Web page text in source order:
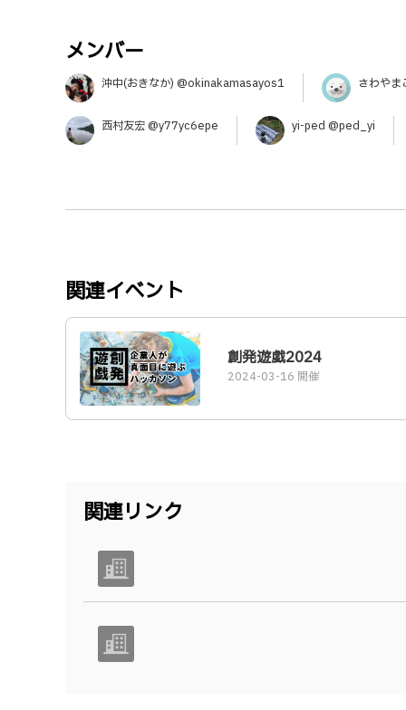
メンバー
沖中(おきなか) @okinakamasayos1 さわや
西村友宏 @y77yc6epe yi-ped @ped_yi
関連イベント
創発遊戯2024
2024-03-16 開催
関連リンク